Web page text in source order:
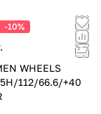
-10%
WHEELS
112/66.6/+40